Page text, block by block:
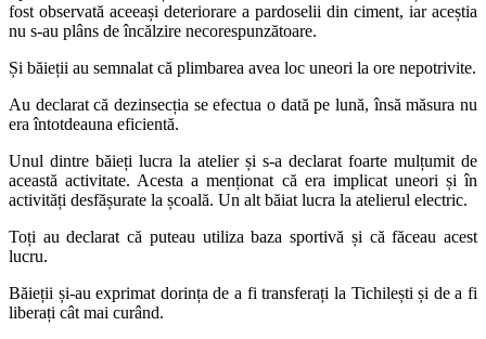
fost observată aceeași deteriorare a pardoselii din ciment, iar aceștia
nu s-au plâns de încălzire necorespunzătoare.
Și băieții au semnalat că plimbarea avea loc uneori la ore nepotrivite.
Au declarat că dezinsecția se efectua o dată pe lună, însă măsura nu
era întotdeauna eficientă.
Unul dintre băieți lucra la atelier și s-a declarat foarte mulțumit de
această activitate. Acesta a menționat că era implicat uneori și în
activități desfășurate la școală. Un alt băiat lucra la atelierul electric.
Toți au declarat că puteau utiliza baza sportivă și că făceau acest
lucru.
Băieții și-au exprimat dorința de a fi transferați la Tichilești și de a fi
liberați cât mai curând.